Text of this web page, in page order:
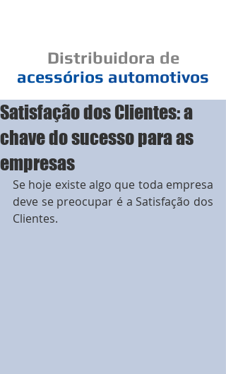
Distribuidora de
acessórios automotivos
Um elo de bons
Satisfação dos Clientes: a
chave do sucesso para as
empresas
Se hoje existe algo que toda empresa
deve se preocupar é a Satisfação dos
Clientes.